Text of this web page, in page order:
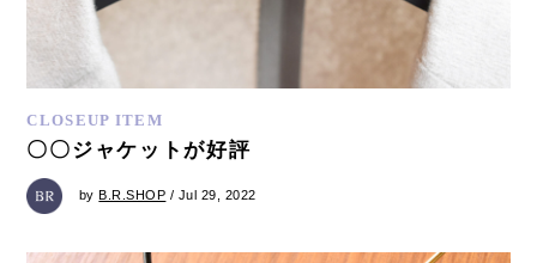
CLOSEUP ITEM
〇〇ジャケットが好評
byB.R.SHOP / Jul 29, 2022